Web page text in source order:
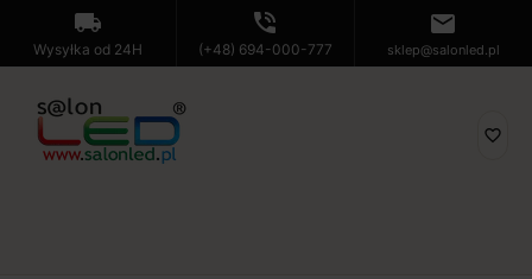
local_shipping
Wysyłka od 24H
phone_in_talk
(+48) 694-000-777
mail
sklep@salonled.pl
favorite_border